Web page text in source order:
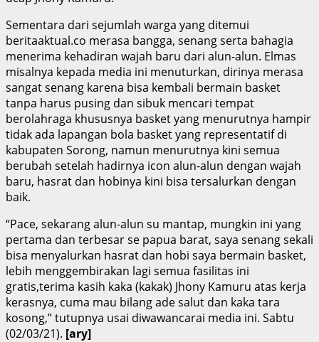
Sementara dari sejumlah warga yang ditemui
beritaaktual.co merasa bangga, senang serta bahagia
menerima kehadiran wajah baru dari alun-alun. Elmas
misalnya kepada media ini menuturkan, dirinya merasa
sangat senang karena bisa kembali bermain basket
tanpa harus pusing dan sibuk mencari tempat
berolahraga khususnya basket yang menurutnya hampir
tidak ada lapangan bola basket yang representatif di
kabupaten Sorong, namun menurutnya kini semua
berubah setelah hadirnya icon alun-alun dengan wajah
baru, hasrat dan hobinya kini bisa tersalurkan dengan
baik.
“Pace, sekarang alun-alun su mantap, mungkin ini yang
pertama dan terbesar se papua barat, saya senang sekali
bisa menyalurkan hasrat dan hobi saya bermain basket,
lebih menggembirakan lagi semua fasilitas ini
gratis,terima kasih kaka (kakak) Jhony Kamuru atas kerja
kerasnya, cuma mau bilang ade salut dan kaka tara
kosong,” tutupnya usai diwawancarai media ini. Sabtu
(02/03/21). [ary]